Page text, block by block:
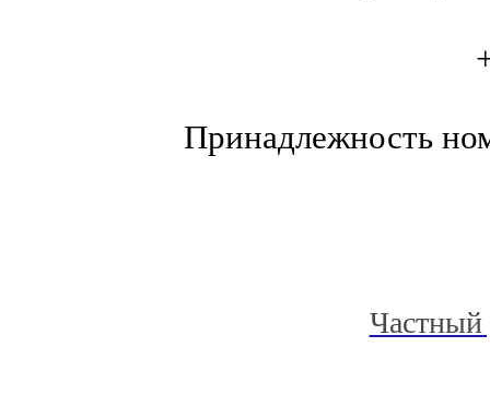
Принадлежность
Частный